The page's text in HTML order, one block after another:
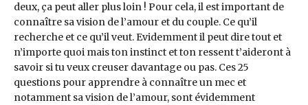
deux, ça peut aller plus loin ! Pour cela, il est important de
connaître sa vision de l’amour et du couple. Ce qu’il
recherche et ce qu’il veut. Evidemment il peut dire tout et
n’importe quoi mais ton instinct et ton ressent t’aideront à
savoir si tu veux creuser davantage ou pas. Ces 25
questions pour apprendre à connaître un mec et
notamment sa vision de l’amour, sont évidemment